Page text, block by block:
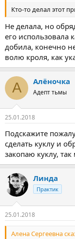
Кто-то делал этот
Не делала, но
его использовала
добила, конечно
волю кроля, как
А Алёночка
Адепт тьмы
25.01.2018
Подскажите
сделать куклу и
закопаю куклу,
Линда
Практик
25.01.2018
Алена Сергеевна